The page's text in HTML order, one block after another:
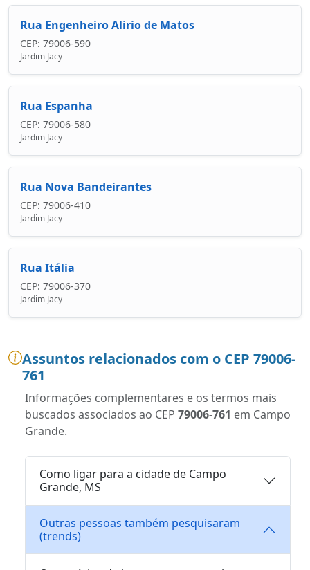
Rua Engenheiro Alirio de Matos
CEP: 79006-590
Jardim Jacy
Rua Espanha
CEP: 79006-580
Jardim Jacy
Rua Nova Bandeirantes
CEP: 79006-410
Jardim Jacy
Rua Itália
CEP: 79006-370
Jardim Jacy
Assuntos relacionados com o CEP 79006-
761
Informações complementares e os termos mais
buscados associados ao CEP 79006-761 em Campo
Grande.
Como ligar para a cidade de Campo
Grande, MS
Outras pessoas também pesquisaram
(trends)